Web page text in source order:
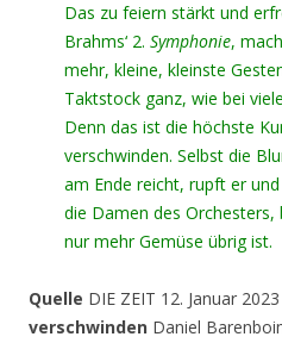
Das zu feiern stärkt und
Brahms‘ 2. Symphonie,
mehr, kleine, kleinste
Taktstock ganz, wie bei
Denn das ist die höchste
verschwinden. Selbst die
am Ende reicht, rupft er
die Damen des
nur mehr Gemüse übrig ist.
Quelle DIE ZEIT 12. Januar
verschwinden Daniel